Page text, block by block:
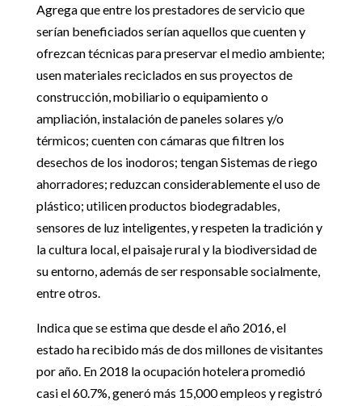
Agrega que entre los prestadores de servicio que
serían beneficiados serían aquellos que cuenten y
ofrezcan técnicas para preservar el medio ambiente;
usen materiales reciclados en sus proyectos de
construcción, mobiliario o equipamiento o
ampliación, instalación de paneles solares y/o
térmicos; cuenten con cámaras que filtren los
desechos de los inodoros; tengan Sistemas de riego
ahorradores; reduzcan considerablemente el uso de
plástico; utilicen productos biodegradables,
sensores de luz inteligentes, y respeten la tradición y
la cultura local, el paisaje rural y la biodiversidad de
su entorno, además de ser responsable socialmente,
entre otros.
Indica que se estima que desde el año 2016, el
estado ha recibido más de dos millones de visitantes
por año. En 2018 la ocupación hotelera promedió
casi el 60.7%, generó más 15,000 empleos y registró